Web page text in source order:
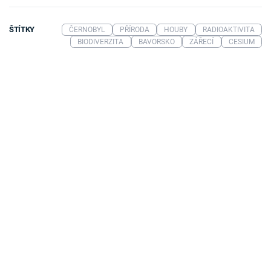
ŠTÍTKY ČERNOBYL PŘÍRODA HOUBY
RADIOAKTIVITA
BIODIVERZITA
BAVORSKO ZÁŘECÍ CESIUM